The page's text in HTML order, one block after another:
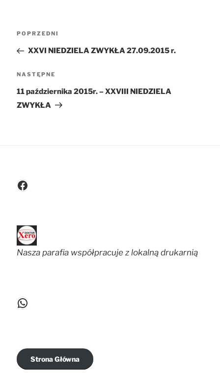
Nawigacja
wpisu
Poprzedni
wpis
POPRZEDNI
XXVI NIEDZIELA ZWYKŁA 27.09.2015 r.
Następny
wpis
NASTĘPNE
11 października 2015r. – XXVIII NIEDZIELA
ZWYKŁA
Facebook
Nasza parafia współpracuje z lokalną drukarnią
WhatsApp
Strona Główna